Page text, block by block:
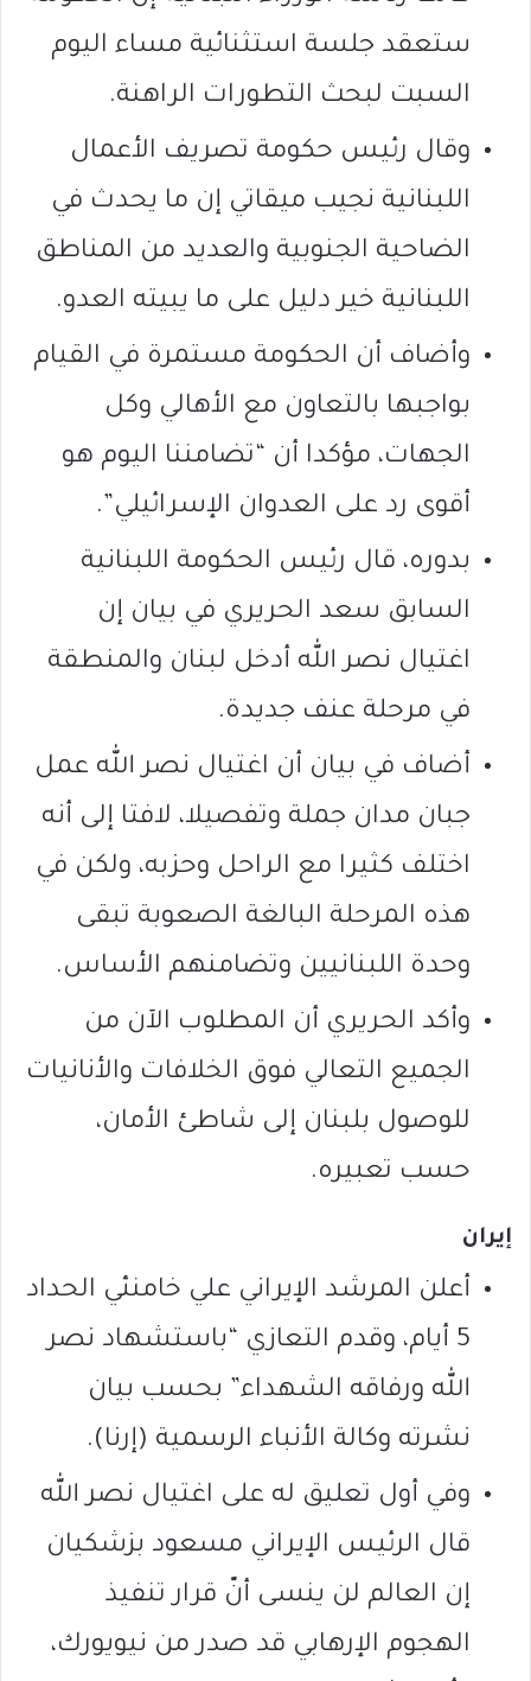
ستعقد جلسة استثنائية مساء اليوم
السبت لبحث التطورات الراهنة.
وقال رئيس حكومة تصريف الأعمال
اللبنانية نجيب ميقاتي إن ما يحدث في
الضاحية الجنوبية والعديد من المناطق
اللبنانية خير دليل على ما يبيته العدو.
وأضاف أن الحكومة مستمرة في القيام
بواجبها بالتعاون مع الأهالي وكل
الجهات، مؤكدا أن “تضامننا اليوم هو
أقوى رد على العدوان الإسرائيلي”.
بدوره، قال رئيس الحكومة اللبنانية
السابق سعد الحريري في بيان إن
اغتيال نصر الله أدخل لبنان والمنطقة
في مرحلة عنف جديدة.
أضاف في بيان أن اغتيال نصر الله عمل
جبان مدان جملة وتفصيلا، لافتا إلى أنه
اختلف كثيرا مع الراحل وحزبه، ولكن في
هذه المرحلة البالغة الصعوبة تبقى
وحدة اللبنانيين وتضامنهم الأساس.
وأكد الحريري أن المطلوب الآن من
الجميع التعالي فوق الخلافات والأنانيات
للوصول بلبنان إلى شاطئ الأمان،
حسب تعبيره.
إيران
أعلن المرشد الإيراني علي خامنئي الحداد
5 أيام، وقدم التعازي “باستشهاد نصر
الله ورفاقه الشهداء” بحسب بيان
نشرته وكالة الأنباء الرسمية (إرنا).
وفي أول تعليق له على اغتيال نصر الله
قال الرئيس الإيراني مسعود بزشكيان
إن العالم لن ينسى أنّ قرار تنفيذ
الهجوم الإرهابي قد صدر من نيويورك،